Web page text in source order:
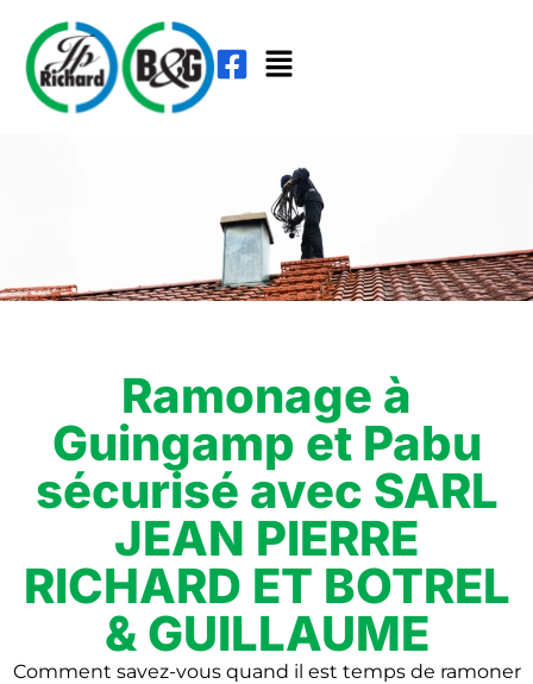
Ramonage à
Guingamp et Pabu
sécurisé avec SARL
JEAN PIERRE
RICHARD ET BOTREL
& GUILLAUME
Comment savez-vous quand il est temps de ramoner